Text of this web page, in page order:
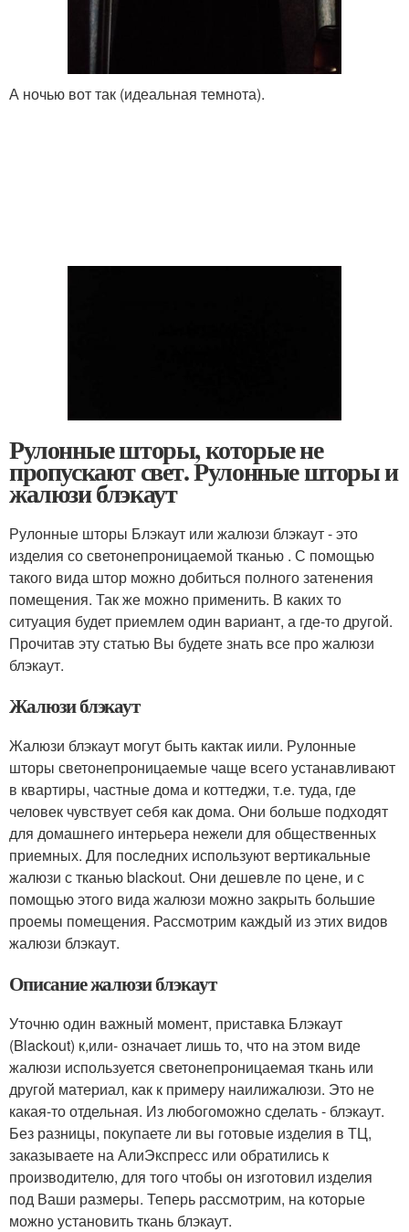
А ночью вот так (идеальная темнота).
Рулонные шторы, которые не
пропускают свет. Рулонные шторы и
жалюзи блэкаут
Рулонные шторы Блэкаут или жалюзи блэкаут - это
изделия со светонепроницаемой тканью . С помощью
такого вида штор можно добиться полного затенения
помещения. Так же можно применить. В каких то
ситуация будет приемлем один вариант, а где-то другой.
Прочитав эту статью Вы будете знать все про жалюзи
блэкаут.
Жалюзи блэкаут
Жалюзи блэкаут могут быть кактак иили. Рулонные
шторы светонепроницаемые чаще всего устанавливают
в квартиры, частные дома и коттеджи, т.е. туда, где
человек чувствует себя как дома. Они больше подходят
для домашнего интерьера нежели для общественных
приемных. Для последних используют вертикальные
жалюзи с тканью blackout. Они дешевле по цене, и с
помощью этого вида жалюзи можно закрыть большие
проемы помещения. Рассмотрим каждый из этих видов
жалюзи блэкаут.
Описание жалюзи блэкаут
Уточню один важный момент, приставка Блэкаут
(Blackout) к,или- означает лишь то, что на этом виде
жалюзи используется светонепроницаемая ткань или
другой материал, как к примеру наилижалюзи. Это не
какая-то отдельная. Из любогоможно сделать - блэкаут.
Без разницы, покупаете ли вы готовые изделия в ТЦ,
заказываете на АлиЭкспресс или обратились к
производителю, для того чтобы он изготовил изделия
под Ваши размеры. Теперь рассмотрим, на которые
можно установить ткань блэкаут.